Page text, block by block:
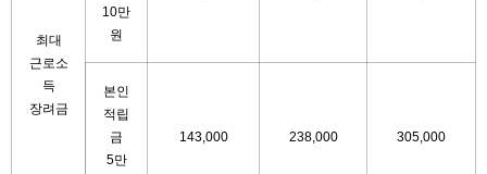
최대
근로소
득
장려금
10만
원
본인
적립
금
5만
143,000 238,000 305,000